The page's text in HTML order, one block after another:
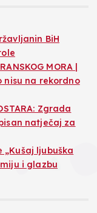
BiH
MORA |
nisu na rekordno
Zgrada
natječaj za
ljubuška
i glazbu